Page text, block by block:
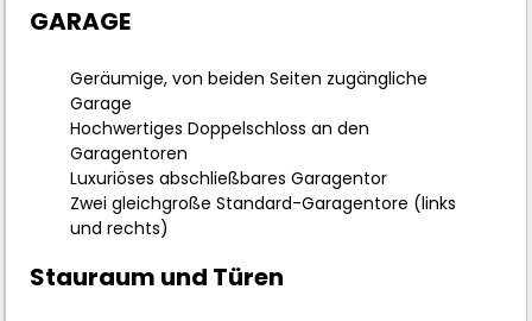
GARAGE
Geräumige, von beiden Seiten zugängliche
Garage
Hochwertiges Doppelschloss an den
Garagentoren
Luxuriöses abschließbares Garagentor
Zwei gleichgroße Standard-Garagentore (links
und rechts)
Stauraum und Türen